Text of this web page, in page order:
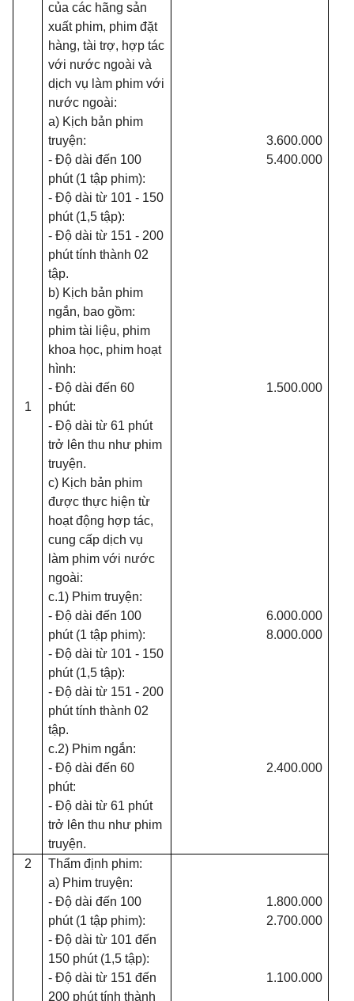
1
của các hãng sản
xuất phim, phim đặt
hàng, tài trợ, hợp tác
với nước ngoài và
dịch vụ làm phim với
nước ngoài:
a) Kịch bản phim
truyện:
- Độ dài đến 100
phút (1 tập phim):
- Độ dài từ 101 - 150
phút (1,5 tập):
- Độ dài từ 151 - 200
phút tính thành 02
tập.
3.600.000
5.400.000
b) Kịch bản phim
ngắn, bao gồm:
phim tài liệu, phim
khoa học, phim hoạt
hình:
- Độ dài đến 60
phút:
- Độ dài từ 61 phút
trở lên thu như phim
truyện.
1.500.000
c) Kịch bản phim
được thực hiện từ
hoạt động hợp tác,
cung cấp dịch vụ
làm phim với nước
ngoài:
c.1) Phim truyện:
- Độ dài đến 100
phút (1 tập phim):
- Độ dài từ 101 - 150
phút (1,5 tập):
- Độ dài từ 151 - 200
phút tính thành 02
tập.
6.000.000
8.000.000
c.2) Phim ngắn:
- Độ dài đến 60
phút:
- Độ dài từ 61 phút
trở lên thu như phim
truyện.
2.400.000
2
Thẩm định phim:
a) Phim truyện:
- Độ dài đến 100
phút (1 tập phim):
- Độ dài từ 101 đến
150 phút (1,5 tập):
- Độ dài từ 151 đến
200 phút tính thành
1.800.000
2.700.000
1.100.000